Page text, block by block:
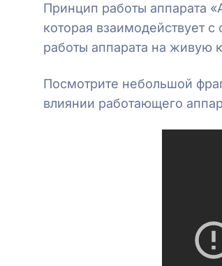
Принцип работы аппарата
которая взаимодействует
работы аппарата на живую
Посмотрите небольшой
влиянии работающего